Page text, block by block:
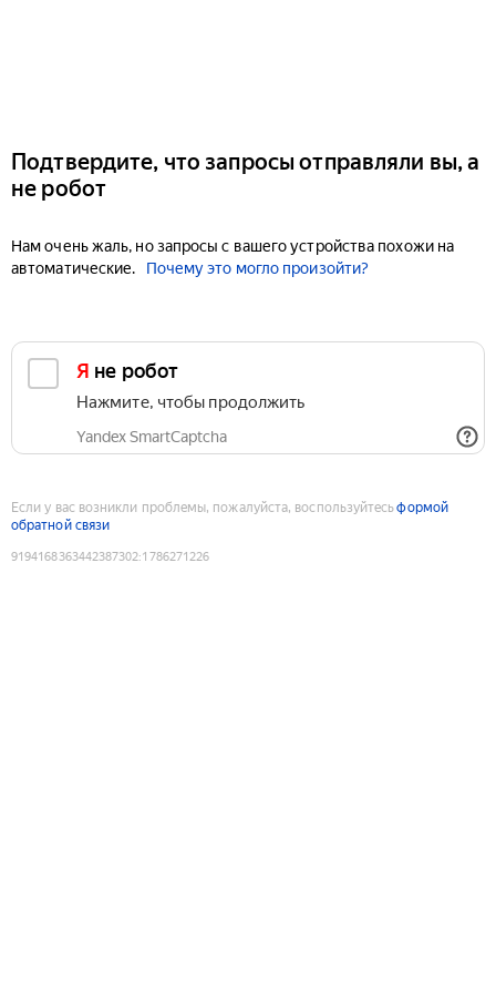
Подтвердите, что запросы отправляли вы, а
не робот
Нам очень жаль, но запросы с вашего устройства похожи на
автоматические.
Почему это могло произойти?
Я не робот
Нажмите, чтобы продолжить
Yandex SmartCaptcha
Если у вас возникли проблемы, пожалуйста, воспользуйтесьформой
обратной связи
9194168363442387302:1786271226